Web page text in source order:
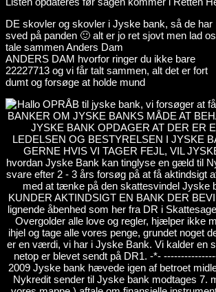
DE skovler og skovler i Jyske bank, så de har
sved på panden 🙂 alt er jo ret sjovt men lad os
tale sammen Anders Dam
ANDERS DAM hvorfor ringer du ikke bare
22227713 og vi får talt sammen, alt det er fort
dumt og forsøge at holde mund